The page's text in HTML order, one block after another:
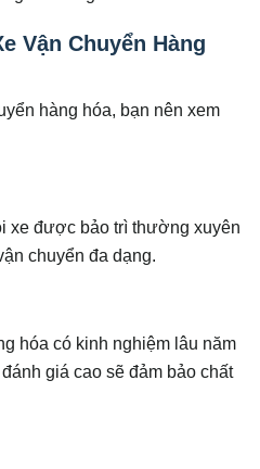
Vận Chuyển Hàng
hàng hóa, bạn nên xem
xe được bảo trì thường xuyên
chuyển đa dạng.
hóa có kinh nghiệm lâu năm
giá cao sẽ đảm bảo chất